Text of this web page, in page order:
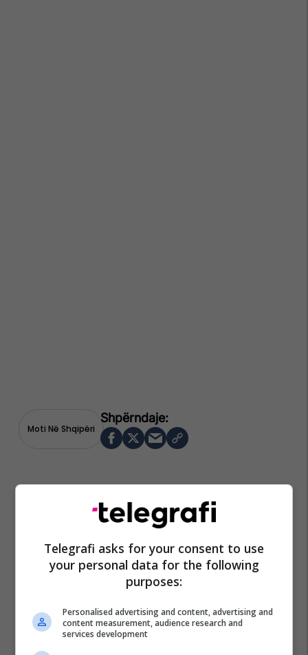
Moti Në Shqipëri
Telegrafi asks for your consent to use
your personal data for the following
purposes:
Personalised advertising and content, advertising and
content measurement, audience research and
services development